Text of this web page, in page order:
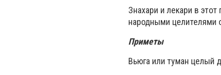
Знахари и лекари в
народными целителями
Приметы
Вьюга или туман целый